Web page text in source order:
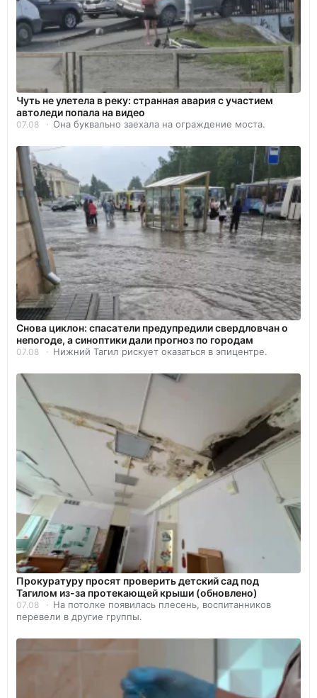
Чуть не улетела в реку: странная авария с участием
автоледи попала на видео
07.08 Она буквально заехала на ограждение моста.
Снова циклон: спасатели предупредили свердловчан о
непогоде, а синоптики дали прогноз по городам
07.08 Нижний Тагил рискует оказаться в эпицентре.
Прокуратуру просят проверить детский сад под
Тагилом из-за протекающей крыши (обновлено)
07.08
На потолке появилась плесень, воспитанников
перевели в другие группы.